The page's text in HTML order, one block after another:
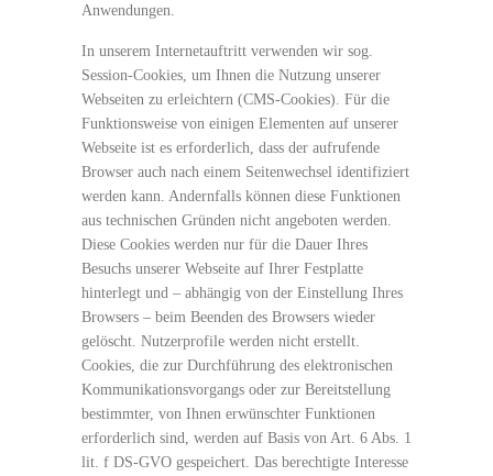
Anwendungen.
In unserem Internetauftritt verwenden wir sog.
Session-Cookies, um Ihnen die Nutzung unserer
Webseiten zu erleichtern (CMS-Cookies). Für die
Funktionsweise von einigen Elementen auf unserer
Webseite ist es erforderlich, dass der aufrufende
Browser auch nach einem Seitenwechsel identifiziert
werden kann. Andernfalls können diese Funktionen
aus technischen Gründen nicht angeboten werden.
Diese Cookies werden nur für die Dauer Ihres
Besuchs unserer Webseite auf Ihrer Festplatte
hinterlegt und – abhängig von der Einstellung Ihres
Browsers – beim Beenden des Browsers wieder
gelöscht. Nutzerprofile werden nicht erstellt.
Cookies, die zur Durchführung des elektronischen
Kommunikationsvorgangs oder zur Bereitstellung
bestimmter, von Ihnen erwünschter Funktionen
erforderlich sind, werden auf Basis von Art. 6 Abs. 1
lit. f DS-GVO gespeichert. Das berechtigte Interesse